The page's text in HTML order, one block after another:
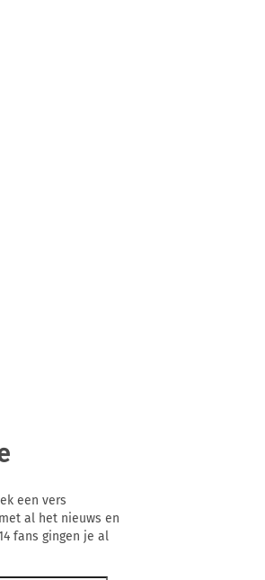
een vers
al het nieuws en
fans gingen je al